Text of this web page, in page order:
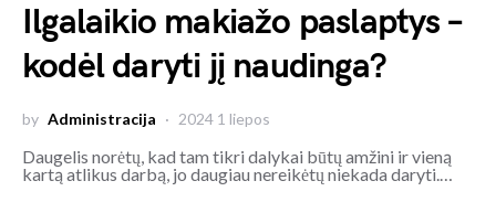
Ilgalaikio makiažo paslaptys –
kodėl daryti jį naudinga?
by Administracija 2024 1 liepos
Daugelis norėtų, kad tam tikri dalykai būtų amžini ir vieną
kartą atlikus darbą, jo daugiau nereikėtų niekada daryti.…